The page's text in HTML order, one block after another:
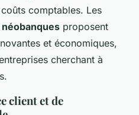
comptables. Les
néobanques proposent
et économiques,
cherchant à
client et de